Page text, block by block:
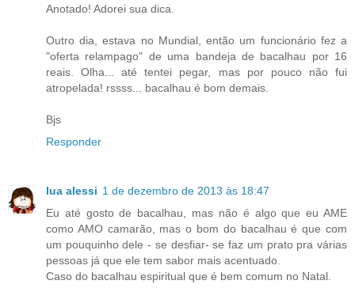
Anotado! Adorei sua dica.
Outro dia, estava no Mundial, então um funcionário fez a
"oferta relampago" de uma bandeja de bacalhau por 16
reais. Olha... até tentei pegar, mas por pouco não fui
atropelada! rssss... bacalhau é bom demais.
Bjs
Responder
lua alessi 1 de dezembro de 2013 às 18:47
Eu até gosto de bacalhau, mas não é algo que eu AME
como AMO camarão, mas o bom do bacalhau é que com
um pouquinho dele - se desfiar- se faz um prato pra várias
pessoas já que ele tem sabor mais acentuado.
Caso do bacalhau espiritual que é bem comum no Natal.